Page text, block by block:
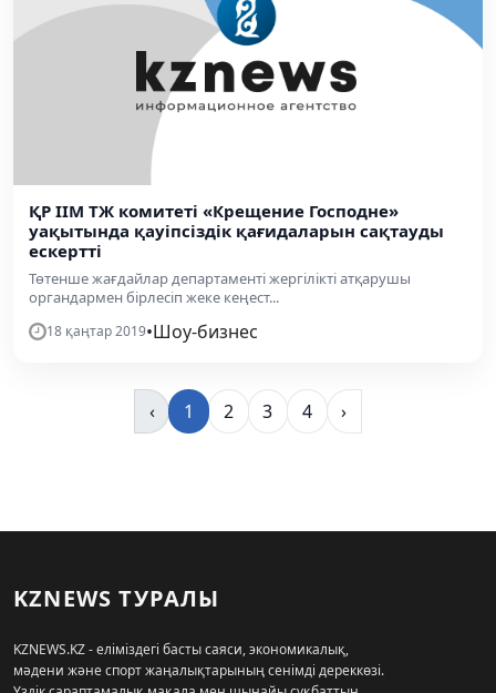
ҚР ІІМ ТЖ комитеті «Крещение Господне»
уақытында қауіпсіздік қағидаларын сақтауды
ескертті
Төтенше жағдайлар департаменті жергілікті атқарушы
органдармен бірлесіп жеке кеңест...
18 қаңтар 2019•Шоу-бизнес
‹ 1 2 3 4 ›
KZNEWS ТУРАЛЫ
KZNEWS.KZ - еліміздегі басты саяси, экономикалық,
мәдени және спорт жаңалықтарының сенімді дереккөзі.